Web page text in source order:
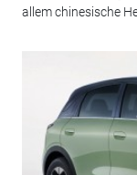
allem chinesische